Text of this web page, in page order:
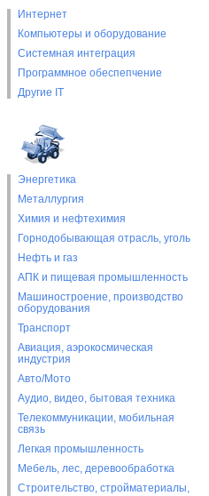
Интернет
Компьютеры и оборудование
Системная интеграция
Программное обеспепчение
Другие IT
Энергетика
Металлургия
Химия и нефтехимия
Горнодобывающая отрасль, уголь
Нефть и газ
АПК и пищевая промышленность
Машиностроение, производство
оборудования
Транспорт
Авиация, аэрокосмическая
индустрия
Авто/Мото
Аудио, видео, бытовая техника
Телекоммуникации, мобильная
связь
Легкая промышленность
Мебель, лес, деревообработка
Строительство, стройматериалы,